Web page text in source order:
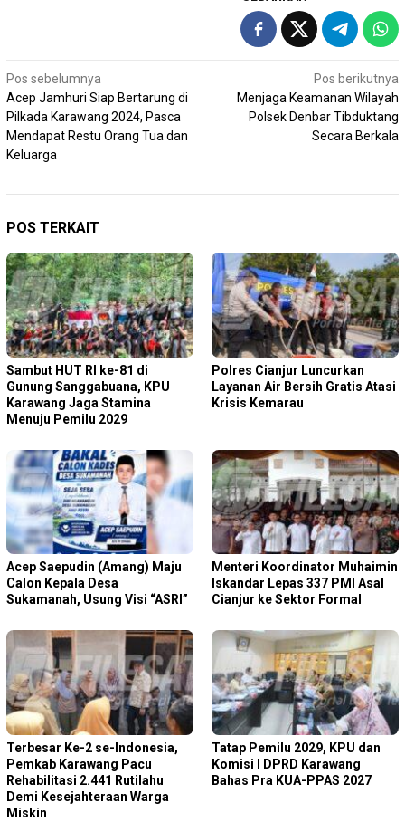
Navigasi
pos
Pos sebelumnya
Acep Jamhuri Siap Bertarung di
Pilkada Karawang 2024, Pasca
Mendapat Restu Orang Tua dan
Keluarga
Pos berikutnya
Menjaga Keamanan Wilayah
Polsek Denbar Tibduktang
Secara Berkala
POS TERKAIT
Sambut HUT RI ke-81 di
Gunung Sanggabuana, KPU
Karawang Jaga Stamina
Menuju Pemilu 2029
Polres Cianjur Luncurkan
Layanan Air Bersih Gratis Atasi
Krisis Kemarau
Acep Saepudin (Amang) Maju
Calon Kepala Desa
Sukamanah, Usung Visi “ASRI”
Menteri Koordinator Muhaimin
Iskandar Lepas 337 PMI Asal
Cianjur ke Sektor Formal
Terbesar Ke-2 se-Indonesia,
Pemkab Karawang Pacu
Rehabilitasi 2.441 Rutilahu
Demi Kesejahteraan Warga
Miskin
Tatap Pemilu 2029, KPU dan
Komisi I DPRD Karawang
Bahas Pra KUA-PPAS 2027